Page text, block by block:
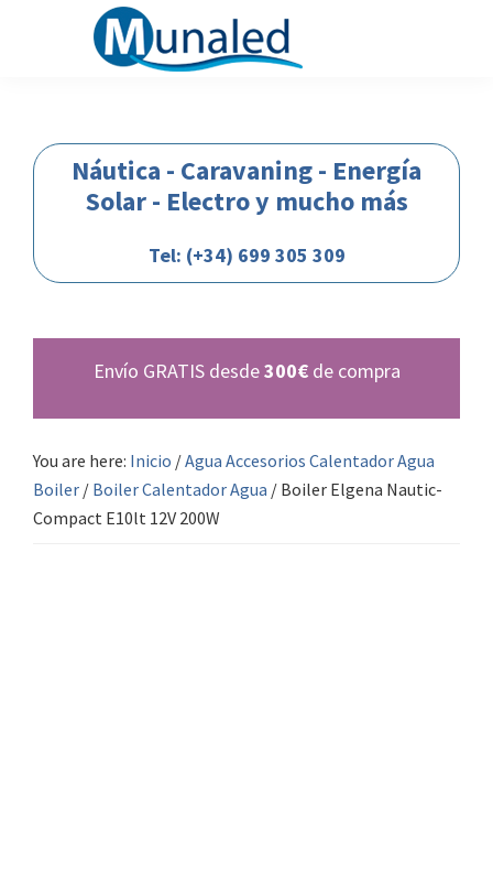
principal
lateral
principal
páginacamper-
autocaranas-
energia-
bateria-
iluminacion-
Náutica - Caravaning - Energía
Solar - Electro y mucho más
Tel: (+34) 699 305 309
Envío GRATIS desde300€de compra
You are here: Inicio /Agua Accesorios Calentador Agua
Boiler / Boiler Calentador Agua / Boiler Elgena Nautic-
Compact E10lt 12V 200W